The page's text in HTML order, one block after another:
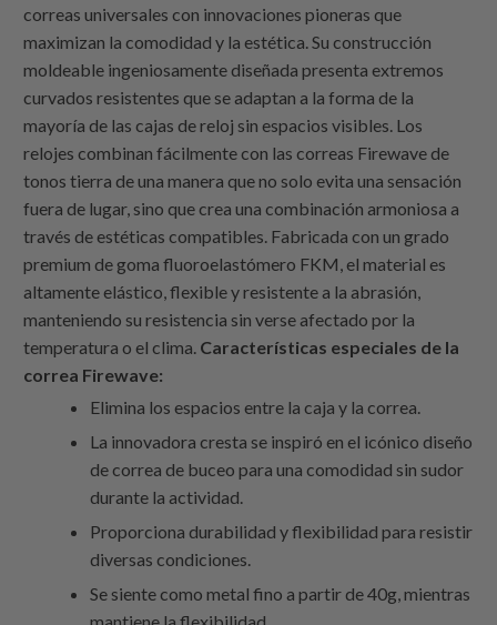
correas universales con innovaciones pioneras que
maximizan la comodidad y la estética. Su construcción
moldeable ingeniosamente diseñada presenta extremos
curvados resistentes que se adaptan a la forma de la
mayoría de las cajas de reloj sin espacios visibles. Los
relojes combinan fácilmente con las correas Firewave de
tonos tierra de una manera que no solo evita una sensación
fuera de lugar, sino que crea una combinación armoniosa a
través de estéticas compatibles. Fabricada con un grado
premium de goma fluoroelastómero FKM, el material es
altamente elástico, flexible y resistente a la abrasión,
manteniendo su resistencia sin verse afectado por la
temperatura o el clima. Características especiales de la
correa Firewave:
Elimina los espacios entre la caja y la correa.
La innovadora cresta se inspiró en el icónico diseño
de correa de buceo para una comodidad sin sudor
durante la actividad.
Proporciona durabilidad y flexibilidad para resistir
diversas condiciones.
Se siente como metal fino a partir de 40g, mientras